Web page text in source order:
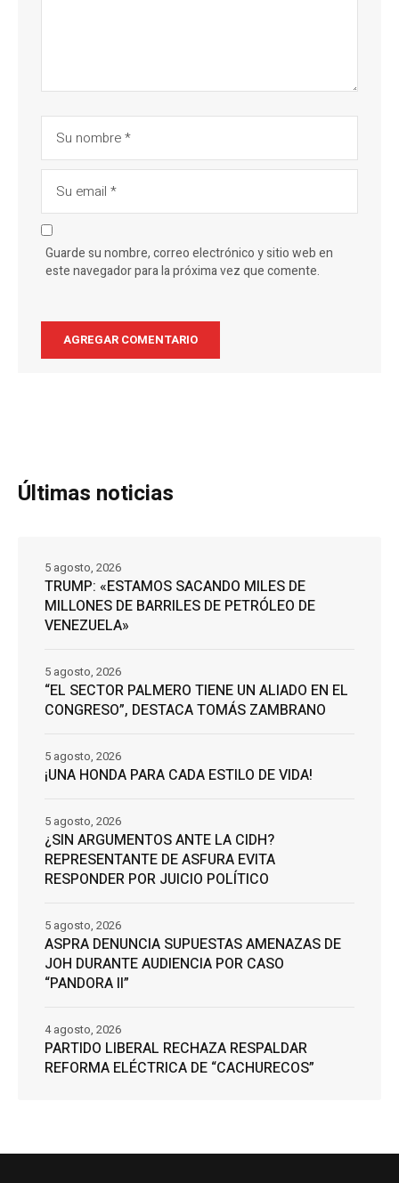
Guarde su nombre, correo electrónico y sitio web en
este navegador para la próxima vez que comente.
Últimas noticias
TRUMP: «ESTAMOS SACANDO MILES DE
MILLONES DE BARRILES DE PETRÓLEO DE
VENEZUELA»
5 agosto, 2026
“EL SECTOR PALMERO TIENE UN ALIADO EN EL
CONGRESO”, DESTACA TOMÁS ZAMBRANO
5 agosto, 2026
¡UNA HONDA PARA CADA ESTILO DE VIDA!
5 agosto, 2026
¿SIN ARGUMENTOS ANTE LA CIDH?
REPRESENTANTE DE ASFURA EVITA
RESPONDER POR JUICIO POLÍTICO
5 agosto, 2026
ASPRA DENUNCIA SUPUESTAS AMENAZAS DE
JOH DURANTE AUDIENCIA POR CASO
“PANDORA II”
5 agosto, 2026
PARTIDO LIBERAL RECHAZA RESPALDAR
REFORMA ELÉCTRICA DE “CACHURECOS”
4 agosto, 2026